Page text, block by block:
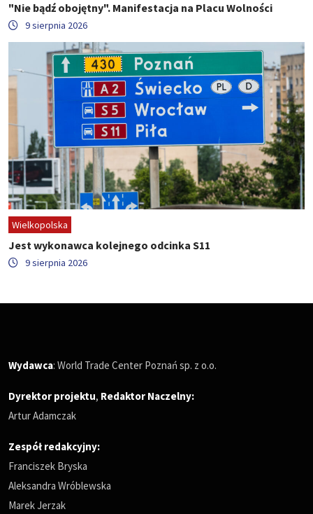
"Nie bądź obojętny". Manifestacja na Placu Wolności
9 sierpnia 2026
Wielkopolska
Jest wykonawca kolejnego odcinka S11
9 sierpnia 2026
Wydawca: World Trade Center Poznań sp. z o.o.
Dyrektor projektu, Redaktor Naczelny:
Artur Adamczak
Zespół redakcyjny:
Franciszek Bryska
Aleksandra Wróblewska
Marek Jerzak